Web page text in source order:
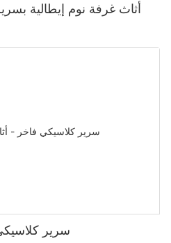
أثاث غرفة نوم إيطالية
سرير